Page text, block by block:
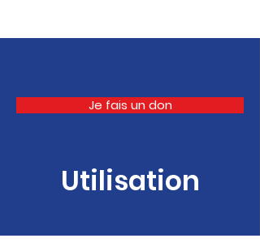
Je fais un don
Utilisation